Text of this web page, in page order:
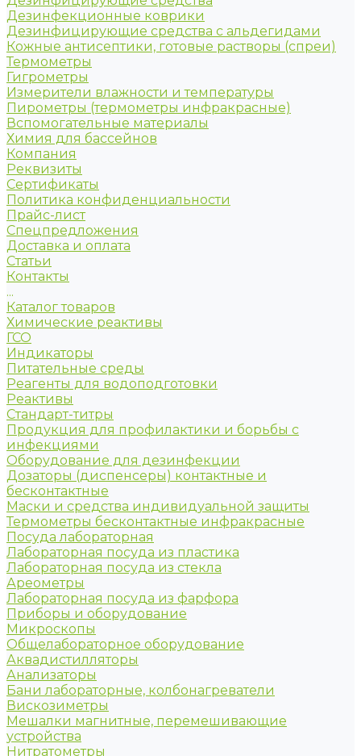
Дезинфекционные коврики
Дезинфицирующие средства с альдегидами
Кожные антисептики, готовые растворы (спреи)
Термометры
Гигрометры
Измерители влажности и температуры
Пирометры (термометры инфракрасные)
Вспомогательные материалы
Химия для бассейнов
Компания
Реквизиты
Сертификаты
Политика конфиденциальности
Прайс-лист
Спецпредложения
Доставка и оплата
Статьи
Контакты
...
Каталог товаров
Химические реактивы
ГСО
Индикаторы
Питательные среды
Реагенты для водоподготовки
Реактивы
Стандарт-титры
Продукция для профилактики и борьбы с
инфекциями
Оборудование для дезинфекции
Дозаторы (диспенсеры) контактные и
бесконтактные
Маски и средства индивидуальной защиты
Термометры бесконтактные инфракрасные
Посуда лабораторная
Лабораторная посуда из пластика
Лабораторная посуда из стекла
Ареометры
Лабораторная посуда из фарфора
Приборы и оборудование
Микроскопы
Общелабораторное оборудование
Аквадистилляторы
Анализаторы
Бани лабораторные, колбонагреватели
Вискозиметры
Мешалки магнитные, перемешивающие
устройства
Нитратометры